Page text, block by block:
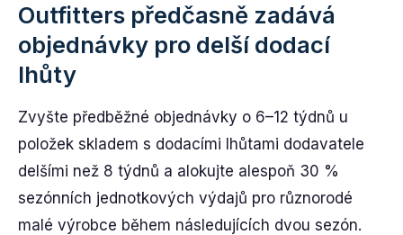
Outfitters předčasně zadává
objednávky pro delší dodací
lhůty
Zvyšte předběžné objednávky o 6–12 týdnů u
položek skladem s dodacími lhůtami dodavatele
delšími než 8 týdnů a alokujte alespoň 30 %
sezónních jednotkových výdajů pro různorodé
malé výrobce během následujících dvou sezón.